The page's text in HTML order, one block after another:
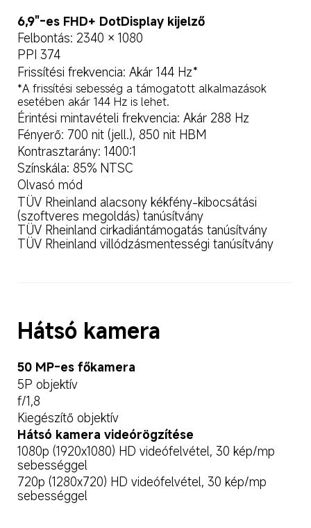
6,9"-es FHD+ DotDisplay kijelző
Felbontás: 2340 × 1080
PPI 374
Frissítési frekvencia: Akár 144 Hz*
*A frissítési sebesség a támogatott alkalmazások
esetében akár 144 Hz is lehet.
Érintési mintavételi frekvencia: Akár 288 Hz
Fényerő: 700 nit (jell.), 850 nit HBM
Kontrasztarány: 1400:1
Színskála: 85% NTSC
Olvasó mód
TÜV Rheinland alacsony kékfény-kibocsátási
(szoftveres megoldás) tanúsítvány
TÜV Rheinland cirkadiántámogatás tanúsítvány
TÜV Rheinland villódzásmentességi tanúsítvány
Hátsó kamera
50 MP-es főkamera
5P objektív
f/1,8
Kiegészítő objektív
Hátsó kamera videórögzítése
1080p (1920x1080) HD videófelvétel, 30 kép/mp
sebességgel
720p (1280x720) HD videófelvétel, 30 kép/mp
sebességgel